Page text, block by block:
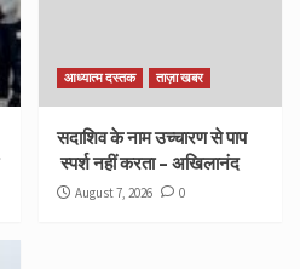
आध्यात्म दस्तक ताज़ा खबर
सदाशिव के नाम उच्चारण से पाप
स्पर्श नहीं करता – अखिलानंद
August 7, 2026 0